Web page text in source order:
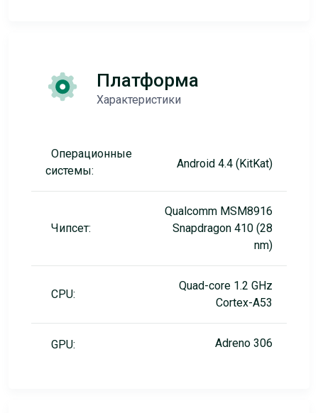
Платформа
Характеристики
Операционные
системы:
Android 4.4 (KitKat)
Чипсет:
Qualcomm MSM8916
Snapdragon 410 (28
nm)
CPU:
Quad-core 1.2 GHz
Cortex-A53
GPU: Adreno 306